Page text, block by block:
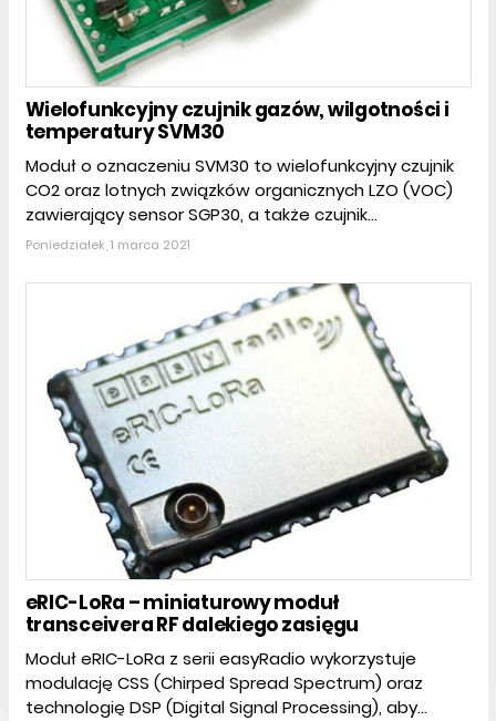
Wielofunkcyjny czujnik gazów, wilgotności i
temperatury SVM30
Moduł o oznaczeniu SVM30 to wielofunkcyjny czujnik
CO2 oraz lotnych związków organicznych LZO (VOC)
zawierający sensor SGP30, a także czujnik...
Poniedziałek, 1 marca 2021
eRIC-LoRa – miniaturowy moduł
transceivera RF dalekiego zasięgu
Moduł eRIC-LoRa z serii easyRadio wykorzystuje
modulację CSS (Chirped Spread Spectrum) oraz
technologię DSP (Digital Signal Processing), aby...